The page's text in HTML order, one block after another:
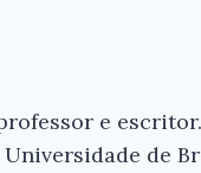
e
de